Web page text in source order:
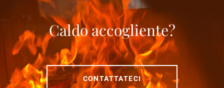
Caldo accogliente?
CONTATTATECI